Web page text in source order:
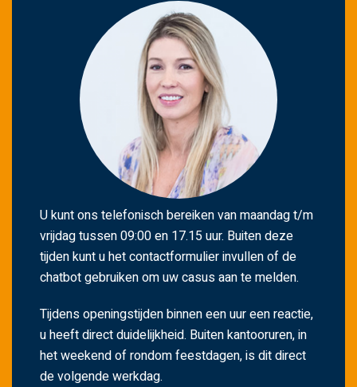
U kunt ons telefonisch bereiken van maandag t/m
vrijdag tussen 09:00 en 17.15 uur. Buiten deze
tijden kunt u het contactformulier invullen of de
chatbot gebruiken om uw casus aan te melden.
Tijdens openingstijden binnen een uur een reactie,
u heeft direct duidelijkheid. Buiten kantooruren, in
het weekend of rondom feestdagen, is dit direct
de volgende werkdag.